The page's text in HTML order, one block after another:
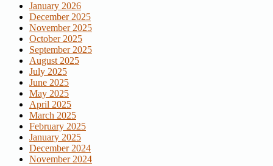
January 2026
December 2025
November 2025
October 2025
September 2025
August 2025
July 2025
June 2025
May 2025
April 2025
March 2025
February 2025
January 2025
December 2024
November 2024